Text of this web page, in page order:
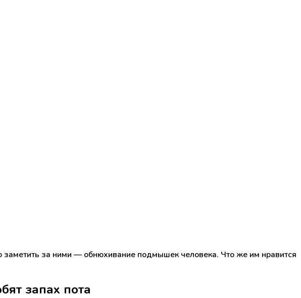
за ними — обнюхивание подмышек человека. Что же им нравится
запах пота